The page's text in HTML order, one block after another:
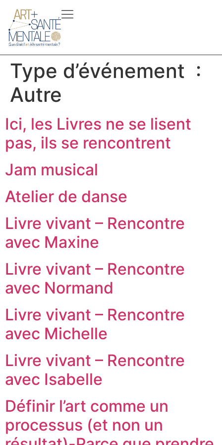
Type d’événement :
Autre
Ici, les Livres ne se lisent
pas, ils se rencontrent
Jam musical
Atelier de danse
Livre vivant – Rencontre
avec Maxine
Livre vivant – Rencontre
avec Normand
Livre vivant – Rencontre
avec Michelle
Livre vivant – Rencontre
avec Isabelle
Définir l’art comme un
processus (et non un